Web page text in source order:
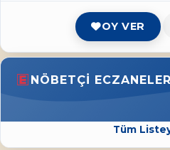
OY VER
NÖBETÇI ECZANELER
Tüm